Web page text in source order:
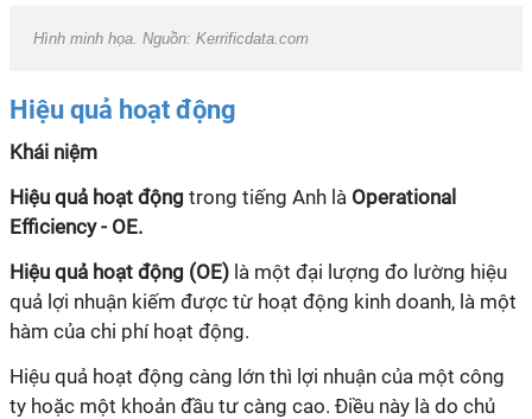
Hình minh họa. Nguồn: Kerrificdata.com
Hiệu quả hoạt động
Khái niệm
Hiệu quả hoạt động trong tiếng Anh là Operational
Efficiency - OE.
Hiệu quả hoạt động (OE) là một đại lượng đo lường hiệu
quả lợi nhuận kiếm được từ hoạt động kinh doanh, là một
hàm của chi phí hoạt động.
Hiệu quả hoạt động càng lớn thì lợi nhuận của một công
ty hoặc một khoản đầu tư càng cao. Điều này là do chủ